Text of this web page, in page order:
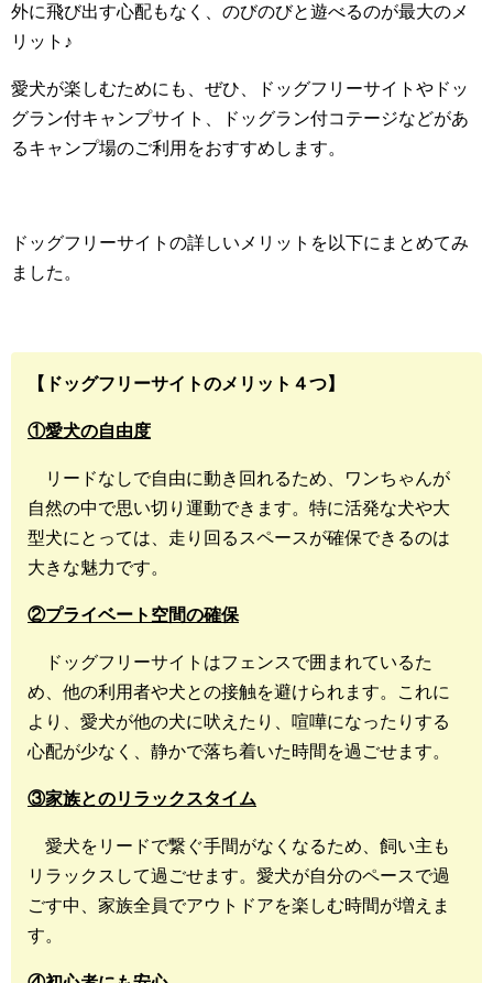
外に飛び出す心配もなく、のびのびと遊べるのが最大のメ
リット♪
愛犬が楽しむためにも、ぜひ、ドッグフリーサイトやドッ
グラン付キャンプサイト、ドッグラン付コテージなどがあ
るキャンプ場のご利用をおすすめします。
ドッグフリーサイトの詳しいメリットを以下にまとめてみ
ました。
【ドッグフリーサイトのメリット４つ】
①愛犬の自由度
リードなしで自由に動き回れるため、ワンちゃんが
自然の中で思い切り運動できます。特に活発な犬や大
型犬にとっては、走り回るスペースが確保できるのは
大きな魅力です。
②プライベート空間の確保
ドッグフリーサイトはフェンスで囲まれているた
め、他の利用者や犬との接触を避けられます。これに
より、愛犬が他の犬に吠えたり、喧嘩になったりする
心配が少なく、静かで落ち着いた時間を過ごせます。
③家族とのリラックスタイム
愛犬をリードで繋ぐ手間がなくなるため、飼い主も
リラックスして過ごせます。愛犬が自分のペースで過
ごす中、家族全員でアウトドアを楽しむ時間が増えま
す。